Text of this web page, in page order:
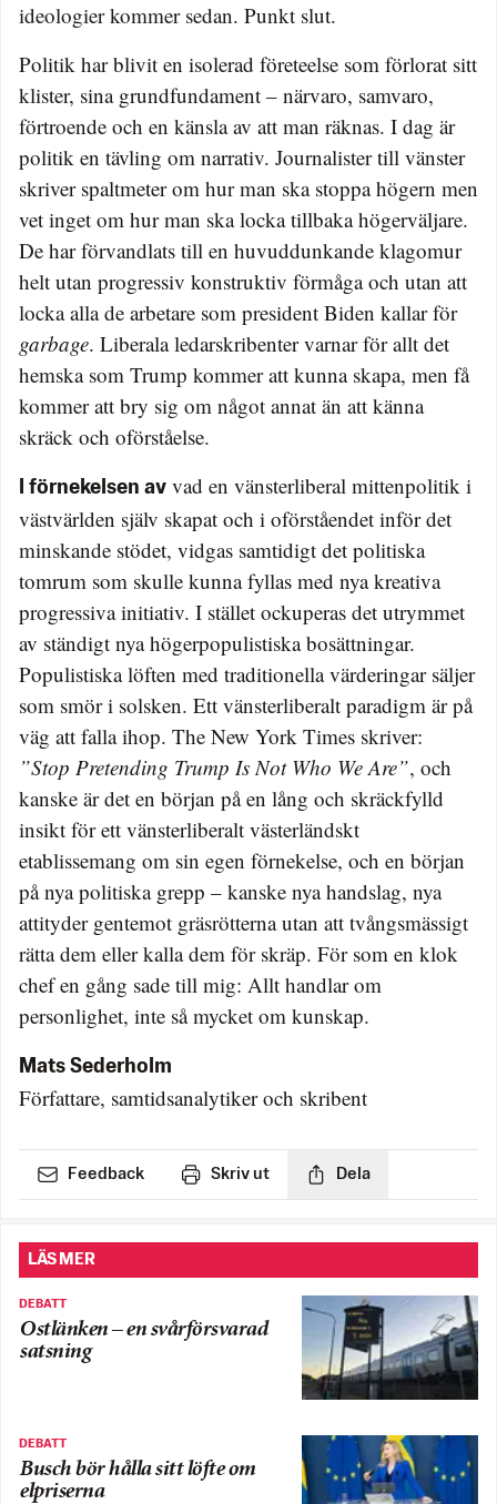
ideologier kommer sedan. Punkt slut.
Politik har blivit en isolerad företeelse som förlorat sitt
klister, sina grundfundament – närvaro, samvaro,
förtroende och en känsla av att man räknas. I dag är
politik en tävling om narrativ. Journalister till vänster
skriver spaltmeter om hur man ska stoppa högern men
vet inget om hur man ska locka tillbaka högerväljare.
De har förvandlats till en huvuddunkande klagomur
helt utan progressiv konstruktiv förmåga och utan att
locka alla de arbetare som president Biden kallar för
garbage. Liberala ledarskribenter varnar för allt det
hemska som Trump kommer att kunna skapa, men få
kommer att bry sig om något annat än att känna
skräck och oförståelse.
I förnekelsen av vad en vänsterliberal mittenpolitik i
västvärlden själv skapat och i oförståendet inför det
minskande stödet, vidgas samtidigt det politiska
tomrum som skulle kunna fyllas med nya kreativa
progressiva initiativ. I stället ockuperas det utrymmet
av ständigt nya högerpopulistiska bosättningar.
Populistiska löften med traditionella värderingar säljer
som smör i solsken. Ett vänsterliberalt paradigm är på
väg att falla ihop. The New York Times skriver:
”Stop Pretending Trump Is Not Who We Are”, och
kanske är det en början på en lång och skräckfylld
insikt för ett vänsterliberalt västerländskt
etablissemang om sin egen förnekelse, och en början
på nya politiska grepp – kanske nya handslag, nya
attityder gentemot gräsrötterna utan att tvångsmässigt
rätta dem eller kalla dem för skräp. För som en klok
chef en gång sade till mig: Allt handlar om
personlighet, inte så mycket om kunskap.
Mats Sederholm
Författare, samtidsanalytiker och skribent
Feedback Skriv ut Dela
LÄS MER
DEBATT
Ostlänken – en svårförsvarad
satsning
DEBATT
Busch bör hålla sitt löfte om
elpriserna